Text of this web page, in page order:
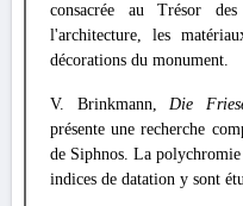
consacrée au Trésor
l'architecture, les
décorations du monument.
V. Brinkmann, Die
présente une recherche
de Siphnos. La
indices de datation y sont